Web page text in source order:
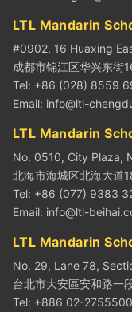
LTL Mandarin
#0902, 16 Huaxing
成都市锦江区华兴东街
Tel: +86 (028) 8559
Email: info@ltl-
LTL Mandarin
No. 0510, City Plaza,
北海市海城区北海大道
Tel: +86 (077) 9383
Email: info@ltl-
LTL Mandarin
No. 29, Lane 78,
台北市大安區安和路一
Tel: +886 02-